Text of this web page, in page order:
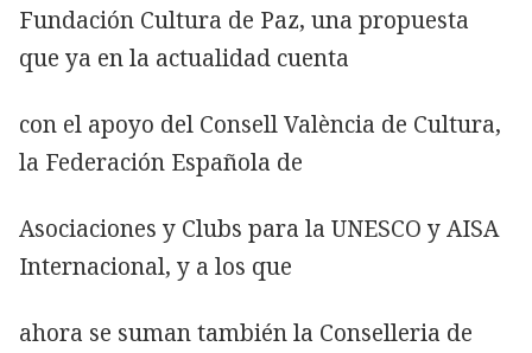
Fundación Cultura de Paz, una propuesta
que ya en la actualidad cuenta
con el apoyo del Consell València de Cultura,
la Federación Española de
Asociaciones y Clubs para la UNESCO y AISA
Internacional, y a los que
ahora se suman también la Conselleria de